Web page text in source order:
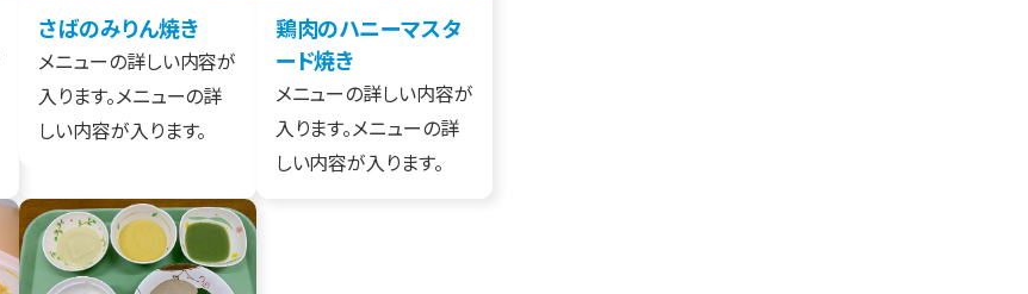
さばのみりん焼き
メニューの詳しい内容が
入ります。メニューの詳
しい内容が入ります。
鶏肉のハニーマスタ
ード焼き
メニューの詳しい内容が
入ります。メニューの詳
しい内容が入ります。